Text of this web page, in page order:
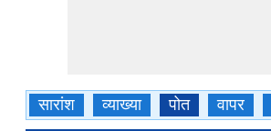
सारांश व्याख्या पोत वापर